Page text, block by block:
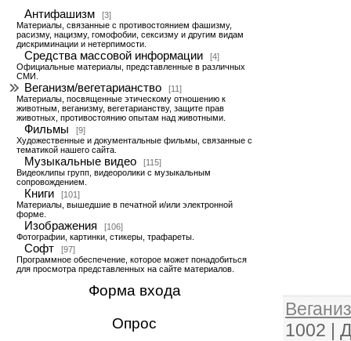
Антифашизм
[3]
Материалы, связанные с противостоянием фашизму,
расизму, нацизму, гомофобии, сексизму и другим видам
дискриминации и нетерпимости.
Средства массовой информации
[4]
Официальные материалы, представленные в различных
СМИ.
Веганизм/вегетарианство
[11]
Материалы, посвященные этическому отношению к
животным, веганизму, вегетарианству, защите прав
животных, противостоянию опытам над животными.
Фильмы
[9]
Художественные и документальные фильмы, связанные с
тематикой нашего сайта.
Музыкальные видео
[115]
Видеоклипы групп, видеоролики с музыкальным
сопровождением.
Книги
[101]
Материалы, вышедшие в печатной и/или электронной
форме.
Изображения
[106]
Фотографии, картинки, стикеры, трафареты.
Софт
[97]
Программное обеспечение, которое может понадобиться
для просмотра представленных на сайте материалов.
Форма входа
Опрос
1002 |